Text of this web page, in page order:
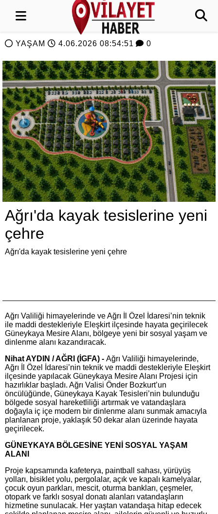
YAŞAM 4.06.2026 08:54:51 0
Ağrı'da kayak tesislerine yeni
çehre
Ağrı'da kayak tesislerine yeni çehre
Ağrı Valiliği himayelerinde ve Ağrı İl Özel İdaresi’nin teknik
ile maddi destekleriyle Eleşkirt ilçesinde hayata geçirilecek
Güneykaya Mesire Alanı, bölgeye yeni bir sosyal yaşam ve
dinlenme alanı kazandıracak.
Nihat AYDIN / AĞRI (İGFA) - Ağrı Valiliği himayelerinde,
Ağrı İl Özel İdaresi’nin teknik ve maddi destekleriyle Eleşkirt
ilçesinde yapılacak Güneykaya Mesire Alanı Projesi için
hazırlıklar başladı. Ağrı Valisi Önder Bozkurt’un
öncülüğünde, Güneykaya Kayak Tesisleri’nin bulunduğu
bölgede sosyal hareketliliği artırmak ve vatandaşlara
doğayla iç içe modern bir dinlenme alanı sunmak amacıyla
planlanan proje, yaklaşık 50 dekar alan üzerinde hayata
geçirilecek.
GÜNEYKAYA BÖLGESİNE YENİ SOSYAL YAŞAM
ALANI
Proje kapsamında kafeterya, paintball sahası, yürüyüş
yolları, bisiklet yolu, pergolalar, açık ve kapalı kamelyalar,
çocuk oyun parkları, mescit, oturma bankları, çeşmeler,
otopark ve farklı sosyal donatı alanları vatandaşların
hizmetine sunulacak. Her yaştan vatandaşa hitap edecek